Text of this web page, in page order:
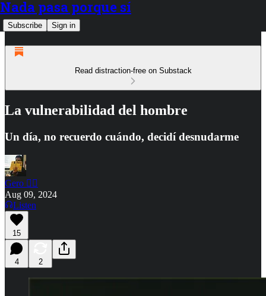
Nada pasa porque sí
Subscribe Sign in
Read distraction-free on Substack
La vulnerabilidad del hombre
Un día, no recuerdo cuándo, decidí desnudarme
Gero ✍🏾
Aug 09, 2024
Listen
15
4 2